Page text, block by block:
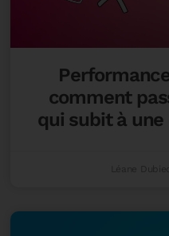
comment
qui subit à